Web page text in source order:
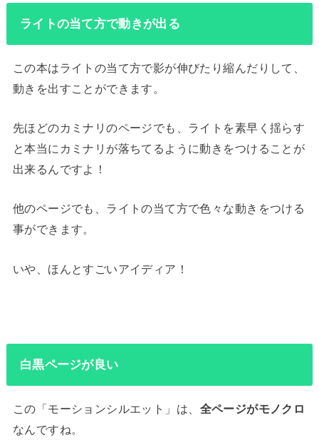
ライトの当て方で動きが出る
この本はライトの当て方で影が伸びたり縮んだりして、
動きを出すことができます。
先ほどのカミナリのページでも、ライトを素早く揺らす
と本当にカミナリが落ちてるように動きをつけることが
出来るんですよ！
他のページでも、ライトの当て方で色々な動きをつける
事ができます。
いや、ほんとすごいアイディア！
白黒ページが良い
この「モーションシルエット」は、 全ページがモノクロ
なんですね。